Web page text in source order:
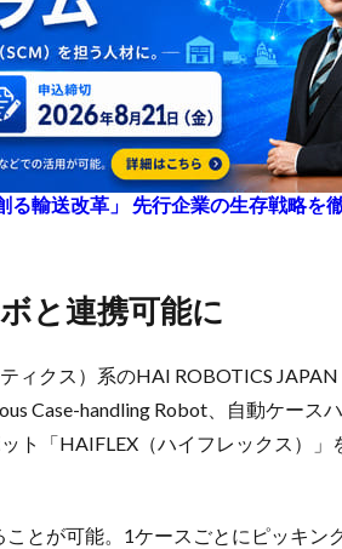
る輸送改革」 先行企業の生存戦略を
と連携可能に
ィクス）系のHAI ROBOTICS
Case-handling Robot、自動ケース
ト「HAIFLEX（ハイフレックス）」
とが可能。1ケースごとにピッキン